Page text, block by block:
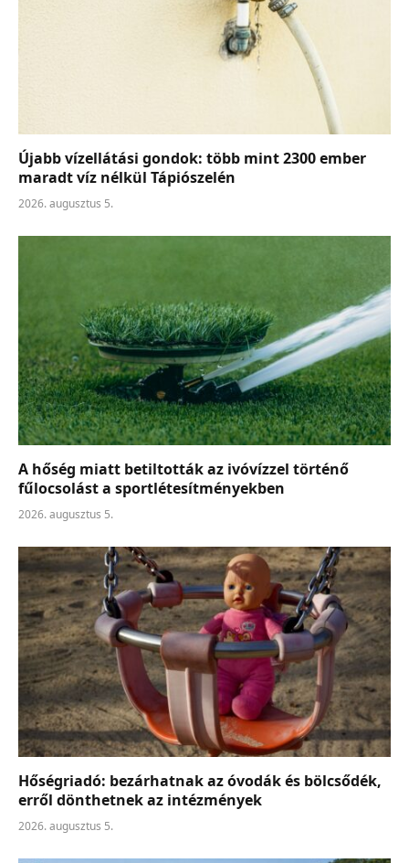
Újabb vízellátási gondok: több mint 2300 ember
maradt víz nélkül Tápiószelén
2026. augusztus 5.
A hőség miatt betiltották az ivóvízzel történő
fűlocsolást a sportlétesítményekben
2026. augusztus 5.
Hőségriadó: bezárhatnak az óvodák és bölcsődék,
erről dönthetnek az intézmények
2026. augusztus 5.